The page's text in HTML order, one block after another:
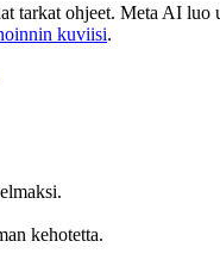
tarkat ohjeet. Meta AI
kuviisi.
kehotetta.